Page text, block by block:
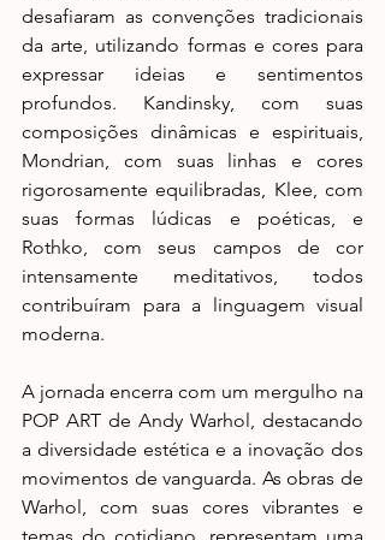
desafiaram as convenções tradicionais
da arte, utilizando formas e cores para
expressar ideias e sentimentos
profundos. Kandinsky, com suas
composições dinâmicas e espirituais,
Mondrian, com suas linhas e cores
rigorosamente equilibradas, Klee, com
suas formas lúdicas e poéticas, e
Rothko, com seus campos de cor
intensamente meditativos, todos
contribuíram para a linguagem visual
moderna.
A jornada encerra com um mergulho na
POP ART de Andy Warhol, destacando
a diversidade estética e a inovação dos
movimentos de vanguarda. As obras de
Warhol, com suas cores vibrantes e